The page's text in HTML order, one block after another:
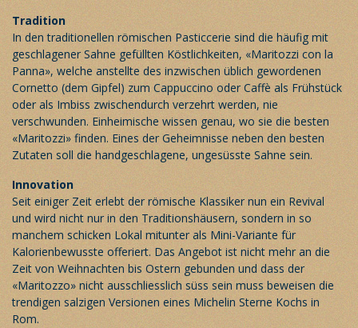
Tradition
In den traditionellen römischen Pasticcerie sind die häufig mit
geschlagener Sahne gefüllten Köstlichkeiten, «Maritozzi con la
Panna», welche anstellte des inzwischen üblich gewordenen
Cornetto (dem Gipfel) zum Cappuccino oder Caffè als Frühstück
oder als Imbiss zwischendurch verzehrt werden, nie
verschwunden. Einheimische wissen genau, wo sie die besten
«Maritozzi» finden. Eines der Geheimnisse neben den besten
Zutaten soll die handgeschlagene, ungesüsste Sahne sein.
Innovation
Seit einiger Zeit erlebt der römische Klassiker nun ein Revival
und wird nicht nur in den Traditionshäusern, sondern in so
manchem schicken Lokal mitunter als Mini-Variante für
Kalorienbewusste offeriert. Das Angebot ist nicht mehr an die
Zeit von Weihnachten bis Ostern gebunden und dass der
«Maritozzo» nicht ausschliesslich süss sein muss beweisen die
trendigen salzigen Versionen eines Michelin Sterne Kochs in
Rom.